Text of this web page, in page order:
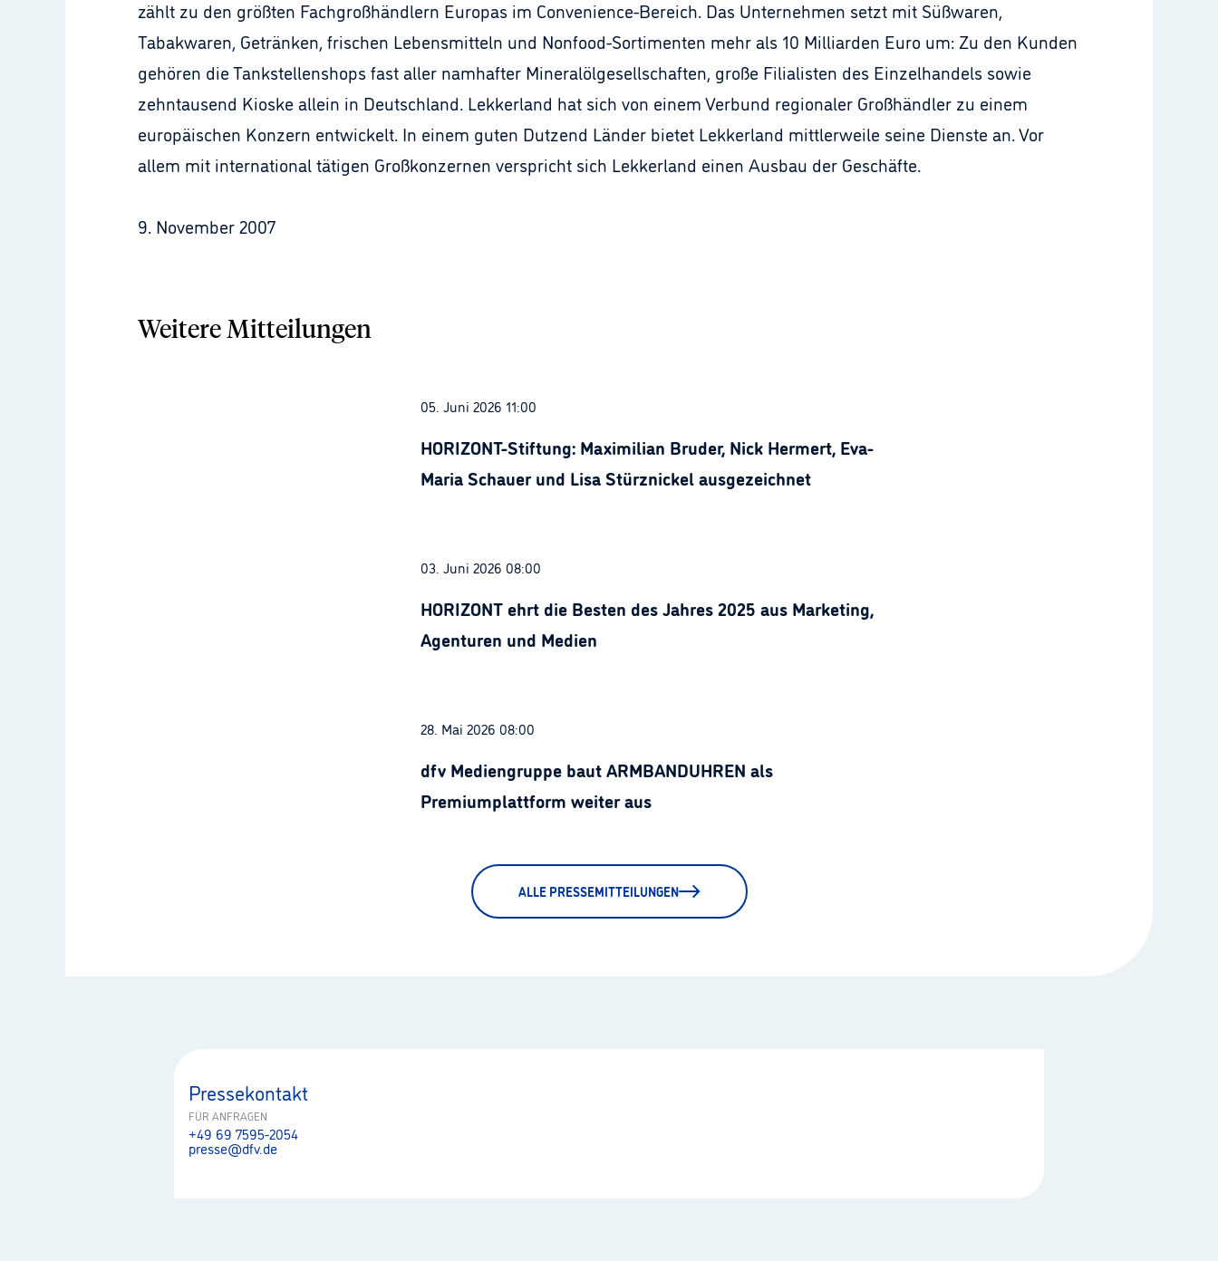
zählt zu den größten Fachgroßhändlern Europas im Convenience-Bereich. Das Unternehmen setzt mit Süßwaren,
Tabakwaren, Getränken, frischen Lebensmitteln und Nonfood-Sortimenten mehr als 10 Milliarden Euro um: Zu den Kunden
gehören die Tankstellenshops fast aller namhafter Mineralölgesellschaften, große Filialisten des Einzelhandels sowie
zehntausend Kioske allein in Deutschland. Lekkerland hat sich von einem Verbund regionaler Großhändler zu einem
europäischen Konzern entwickelt. In einem guten Dutzend Länder bietet Lekkerland mittlerweile seine Dienste an. Vor
allem mit international tätigen Großkonzernen verspricht sich Lekkerland einen Ausbau der Geschäfte.
9. November 2007
Weitere Mitteilungen
05. Juni 2026 11:00
HORIZONT-Stiftung: Maximilian Bruder, Nick Hermert, Eva-
Maria Schauer und Lisa Stürznickel ausgezeichnet
03. Juni 2026 08:00
HORIZONT ehrt die Besten des Jahres 2025 aus Marketing,
Agenturen und Medien
28. Mai 2026 08:00
dfv Mediengruppe baut ARMBANDUHREN als
Premiumplattform weiter aus
ALLE PRESSEMITTEILUNGEN
Pressekontakt
FÜR ANFRAGEN
+49 69 7595-2054
presse@dfv.de